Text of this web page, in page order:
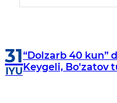
31
IYU
“Dolzarb 40 kun”
Keygeli, Bo'zatov